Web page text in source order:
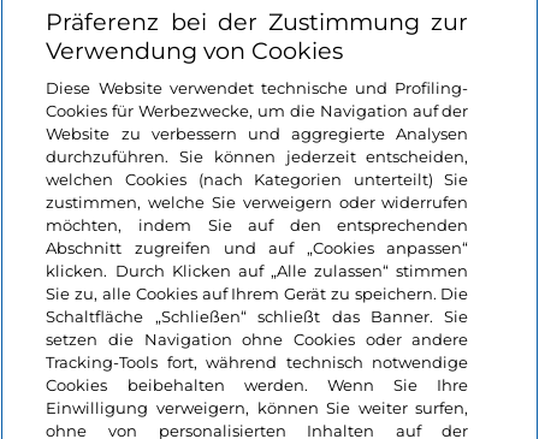
Nützliche Links
Login
Bleiben wir in Kontakt
Präferenz bei der Zustimmung zur
Verwendung von Cookies
Diese Website verwendet technische und Profiling-
Cookies für Werbezwecke, um die Navigation auf der
Website zu verbessern und aggregierte Analysen
durchzuführen. Sie können jederzeit entscheiden,
welchen Cookies (nach Kategorien unterteilt) Sie
zustimmen, welche Sie verweigern oder widerrufen
möchten, indem Sie auf den entsprechenden
Abschnitt zugreifen und auf „Cookies anpassen“
klicken. Durch Klicken auf „Alle zulassen“ stimmen
Sie zu, alle Cookies auf Ihrem Gerät zu speichern. Die
Schaltfläche „Schließen“ schließt das Banner. Sie
setzen die Navigation ohne Cookies oder andere
Tracking-Tools fort, während technisch notwendige
Cookies beibehalten werden. Wenn Sie Ihre
Einwilligung verweigern, können Sie weiter surfen,
ohne von personalisierten Inhalten auf der